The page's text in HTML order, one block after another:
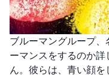
ブルーマングループ
ーマンスをするのか
ん。彼らは、青い顔